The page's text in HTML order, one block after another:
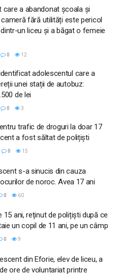
care a abandonat școala și
fără utilități este pericol
un liceu și a băgat o femeie
0 12
adolescentul care a
unei stații de autobuz:
de lei
0 3
trafic de droguri la doar 17
a fost săltat de polițiști
0 15
s-a sinucis din cauza
de noroc. Avea 17 ani
0 60
15 ani, reținut de polițiști după ce
un copil de 11 ani, pe un câmp
0 9
din Eforie, elev de liceu, a
ore de voluntariat printre